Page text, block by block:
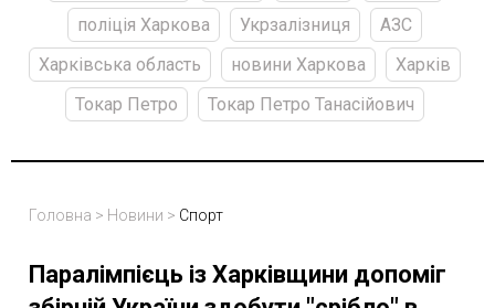
поліція Харкова
Укрзалізниця
АЗС
Харківська область
новини Харкова
Харків
Токар Петро
Токар Петро Танасійович
Головна > Новини > Спорт
Паралімпієць із Харківщини допоміг